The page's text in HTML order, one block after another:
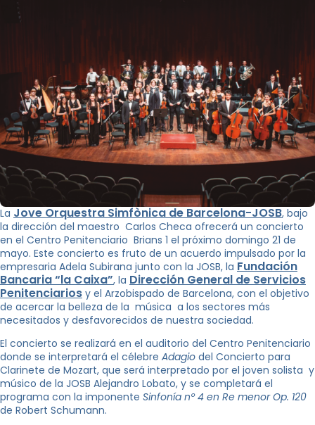
La Jove Orquestra Simfònica de Barcelona-JOSB, bajo
la dirección del maestro Carlos Checa ofrecerá un concierto
en el Centro Penitenciario Brians 1 el próximo domingo 21 de
mayo. Este concierto es fruto de un acuerdo impulsado por la
empresaria Adela Subirana junto con la JOSB, la Fundación
Bancaria “la Caixa”, la Dirección General de Servicios
Penitenciarios y el Arzobispado de Barcelona, con el objetivo
de acercar la belleza de la música a los sectores más
necesitados y desfavorecidos de nuestra sociedad.
El concierto se realizará en el auditorio del Centro Penitenciario
donde se interpretará el célebre Adagio del Concierto para
Clarinete de Mozart, que será interpretado por el joven solista y
músico de la JOSB Alejandro Lobato, y se completará el
programa con la imponente Sinfonía nº 4 en Re menor Op. 120
de Robert Schumann.